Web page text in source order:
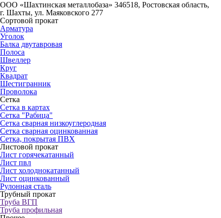
ООО «Шахтинская металлобаза» 346518, Ростовская область,
г. Шахты, ул. Маяковского 277
Сортовой прокат
Арматура
Уголок
Балка двутавровая
Полоса
Швеллер
Круг
Квадрат
Шестигранник
Проволока
Сетка
Сетка в картах
Сетка "Рабица"
Сетка сварная низкоуглеродная
Сетка сварная оцинкованная
Сетка, покрытая ПВХ
Листовой прокат
Лист горячекатанный
Лист пвл
Лист холоднокатанный
Лист оцинкованный
Рулонная сталь
Трубный прокат
Труба ВГП
Труба профильная